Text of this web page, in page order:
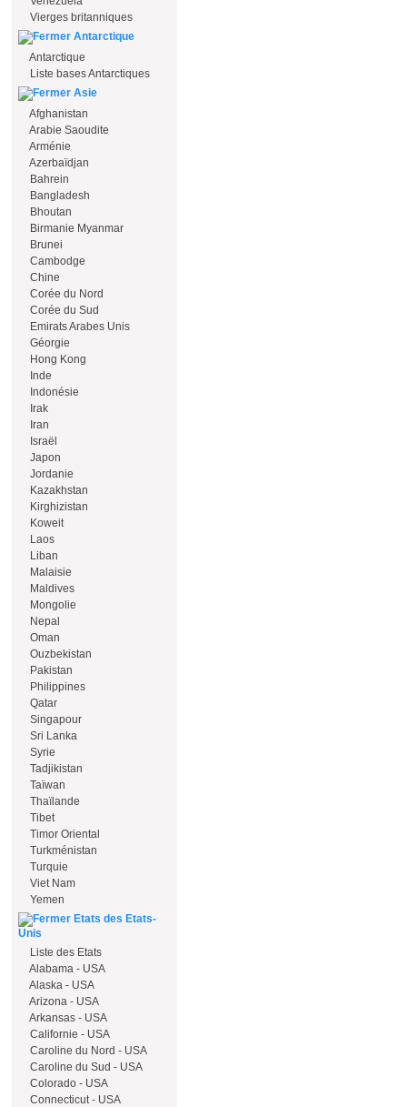
Vierges britanniques
Antarctique
Antarctique
Liste bases Antarctiques
Asie
Afghanistan
Arabie Saoudite
Arménie
Azerbaïdjan
Bahrein
Bangladesh
Bhoutan
Birmanie Myanmar
Brunei
Cambodge
Chine
Corée du Nord
Corée du Sud
Emirats Arabes Unis
Géorgie
Hong Kong
Inde
Indonésie
Irak
Iran
Israël
Japon
Jordanie
Kazakhstan
Kirghizistan
Koweit
Laos
Liban
Malaisie
Maldives
Mongolie
Nepal
Oman
Ouzbekistan
Pakistan
Philippines
Qatar
Singapour
Sri Lanka
Syrie
Tadjikistan
Taïwan
Thaïlande
Tibet
Timor Oriental
Turkménistan
Turquie
Viet Nam
Yemen
Etats des Etats-
Unis
Liste des Etats
Alabama - USA
Alaska - USA
Arizona - USA
Arkansas - USA
Californie - USA
Caroline du Nord - USA
Caroline du Sud - USA
Colorado - USA
Connecticut - USA